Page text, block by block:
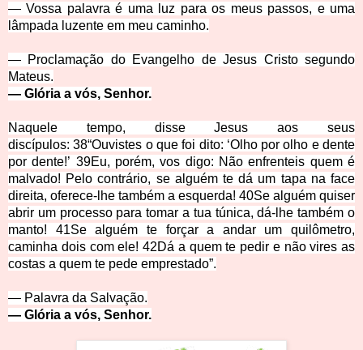
— Vossa palavra é uma luz para os meus passos, e uma
lâmpada luzente em meu caminho.
— Proclamação do Evangelho de Jesus Cristo segundo
Mateus.
— Glória a vós, Senhor.
Naquele tempo, disse Jesus aos seus
discípulos:38“Ouvistes o que foi dito: ‘Olho por olho e dente
por dente!’ 39Eu, porém, vos digo: Não enfrenteis quem é
malvado! Pelo contrário, se alguém te dá um tapa na face
direita, oferece-lhe também a esquerda! 40Se alguém quiser
abrir um processo para tomar a tua túnica, dá-lhe também o
manto! 41Se alguém te forçar a andar um quilômetro,
caminha dois com ele! 42Dá a quem te pedir e não vires as
costas a quem te pede emprestado”.
— Palavra da Salvação.
— Glória a vós, Senhor.